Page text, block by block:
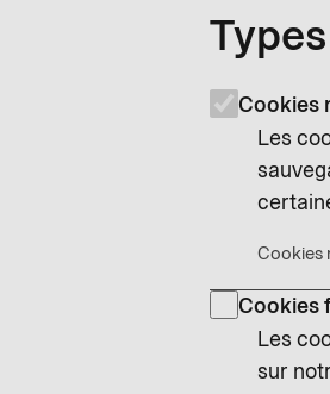
Cookies
Les
Cookies
Cookies
Les
sur